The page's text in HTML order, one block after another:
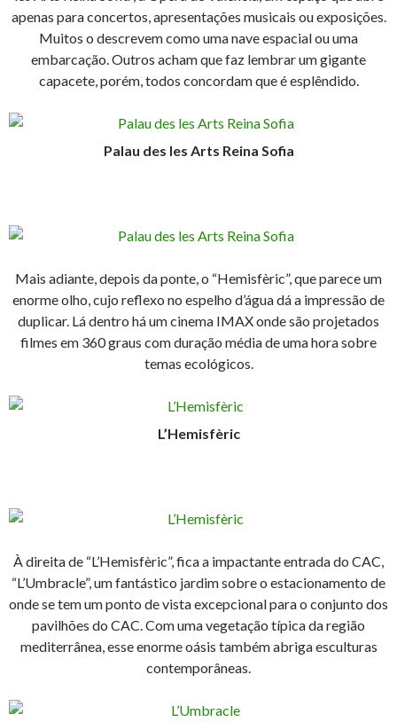
apenas para concertos, apresentações musicais ou exposições.
Muitos o descrevem como uma nave espacial ou uma
embarcação. Outros acham que faz lembrar um gigante
capacete, porém, todos concordam que é esplêndido.
Palau des les Arts Reina Sofia
Mais adiante, depois da ponte, o “Hemisfèric”, que parece um
enorme olho, cujo reflexo no espelho d’água dá a impressão de
duplicar. Lá dentro há um cinema IMAX onde são projetados
filmes em 360 graus com duração média de uma hora sobre
temas ecológicos.
L’Hemisfèric
À direita de “L’Hemisfèric”, fica a impactante entrada do CAC,
“L’Umbracle”, um fantástico jardim sobre o estacionamento de
onde se tem um ponto de vista excepcional para o conjunto dos
pavilhões do CAC. Com uma vegetação típica da região
mediterrânea, esse enorme oásis também abriga esculturas
contemporâneas.